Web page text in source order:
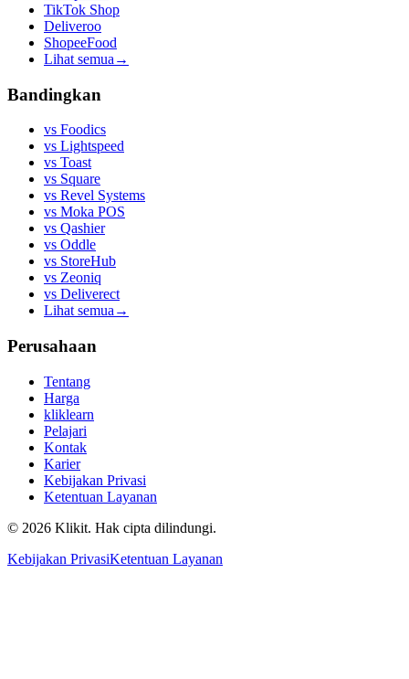
TikTok Shop
Deliveroo
ShopeeFood
Lihat semua →
Bandingkan
vs Foodics
vs Lightspeed
vs Toast
vs Square
vs Revel Systems
vs Moka POS
vs Qashier
vs Oddle
vs StoreHub
vs Zeoniq
vs Deliverect
Lihat semua →
Perusahaan
Tentang
Harga
kliklearn
Pelajari
Kontak
Karier
Kebijakan Privasi
Ketentuan Layanan
© 2026 Klikit. Hak cipta dilindungi.
Kebijakan PrivasiKetentuan Layanan